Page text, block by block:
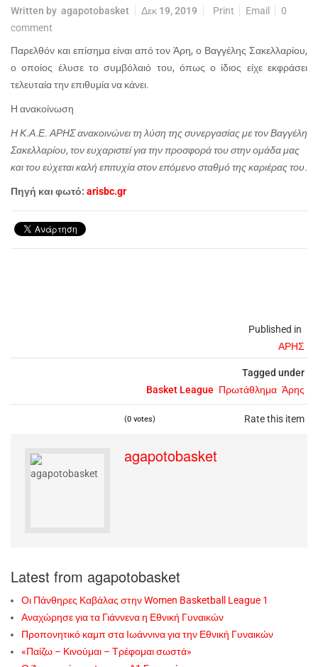
Written by agapotobasket Δεκ 19, 2019 Print Email
0
comment
Published in
ΑΡΗΣ
Tagged under
Basket League Πρωτάθλημα Άρης
Rate this item
(0 votes)
Παρελθόν και επίσημα είναι από τον Άρη, ο Βαγγέλης Σακελλαρίου,
ο οποίος έλυσε το συμβόλαιό του, όπως ο ίδιος είχε εκφράσει
τελευταία την επιθυμία να κάνει.
Η ανακοίνωση
Η Κ.Α.Ε. ΑΡΗΣ ανακοινώνει τη λύση της συνεργασίας με τον Βαγγέλη
Σακελλαρίου, τον ευχαριστεί για την προσφορά του στην ομάδα μας
και του εύχεται καλή επιτυχία στον επόμενο σταθμό της καριέρας του.
Πηγή και φωτό: arisbc.gr
agapotobasket
Latest from agapotobasket
Οι Πάνθηρες Καβάλας στην Women Basketball League 1
Αναχώρησε για τα Γιάννενα η Εθνική Γυναικών
Προπονητικό καμπ στα Ιωάννινα για την Εθνική Γυναικών
«Παίζω – Κινούμαι – Τρέφομαι σωστά»